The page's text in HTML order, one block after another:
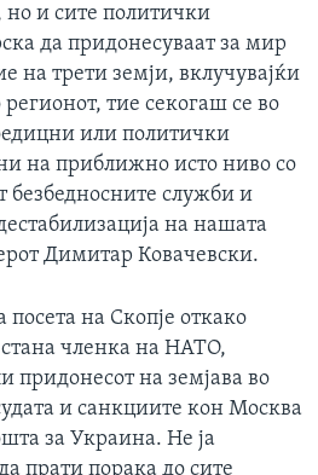
но и сите политички
да придонесуваат за мир
на трети земји, вклучувајќи
тие секогаш се во
или политички
на приближно исто ниво со
безбедносните служби и
на нашата
Димитар Ковачевски.
на Скопје откако
членка на НАТО,
придонесот на земјава во
и санкциите кон Москва
за Украина. Не ја
прати порака до сите